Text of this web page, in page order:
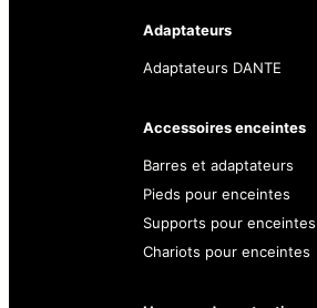
Adaptateurs
Adaptateurs DANTE
Accessoires enceintes
Barres et adaptateurs
Pieds pour enceintes
Supports pour enceintes
Chariots pour enceintes